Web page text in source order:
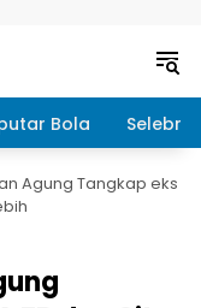
Bola
Agung Tangkap eks